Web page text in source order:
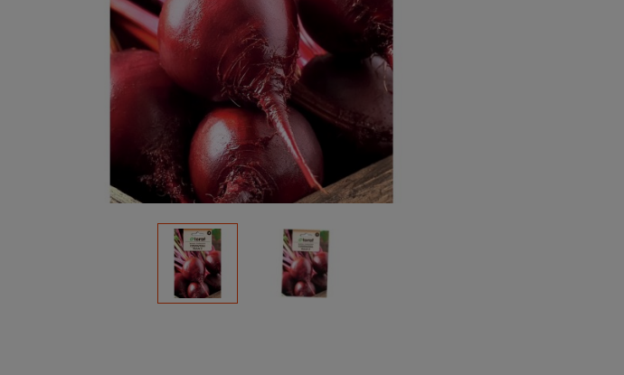
Zobacz wszystkie
Środki ochrony roślin
Środki ochrony roślin dla profesjonalistów
Zobacz wszystkie